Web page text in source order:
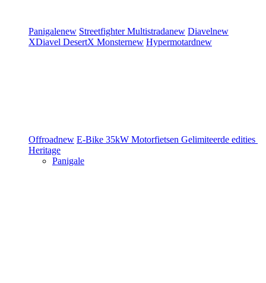
Panigalenew StreetfighterMultistradanew Diavelnew
XDiavel DesertX Monsternew Hypermotardnew
Offroadnew E-Bike 35kW Motorfietsen Gelimiteerde edities
Heritage
Panigale